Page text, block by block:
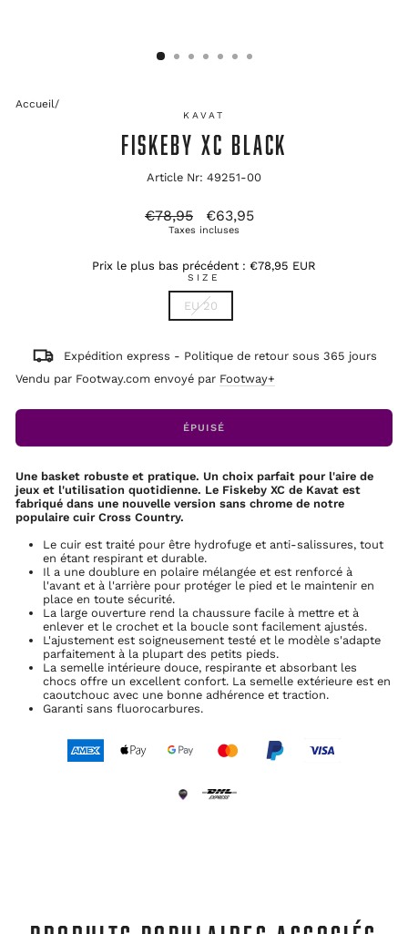
Accueil/
KAVAT
FISKEBY XC BLACK
Article Nr: 49251-00
Prix
d'origine
€78,95
Prix
soldé
€63,95
Taxes incluses
Prix le plus bas précédent : €78,95 EUR
SIZE
EU 20
Expédition express - Politique de retour sous 365 jours
Vendu par Footway.com envoyé par Footway+
ÉPUISÉ
Une basket robuste et pratique. Un choix parfait pour l'aire de
jeux et l'utilisation quotidienne. Le Fiskeby XC de Kavat est
fabriqué dans une nouvelle version sans chrome de notre
populaire cuir Cross Country.
Le cuir est traité pour être hydrofuge et anti-salissures, tout
en étant respirant et durable.
Il a une doublure en polaire mélangée et est renforcé à
l'avant et à l'arrière pour protéger le pied et le maintenir en
place en toute sécurité.
La large ouverture rend la chaussure facile à mettre et à
enlever et le crochet et la boucle sont facilement ajustés.
L'ajustement est soigneusement testé et le modèle s'adapte
parfaitement à la plupart des petits pieds.
La semelle intérieure douce, respirante et absorbant les
chocs offre un excellent confort. La semelle extérieure est en
caoutchouc avec une bonne adhérence et traction.
Garanti sans fluorocarbures.